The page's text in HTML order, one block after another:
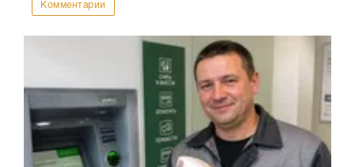
Комментарии